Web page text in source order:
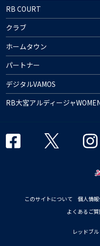
RB COURT
クラブ
ホームタウン
パートナー
デジタルVAMOS
RB大宮アルディージャ
このサイトについて 個人情
よくあるご
レッドブ